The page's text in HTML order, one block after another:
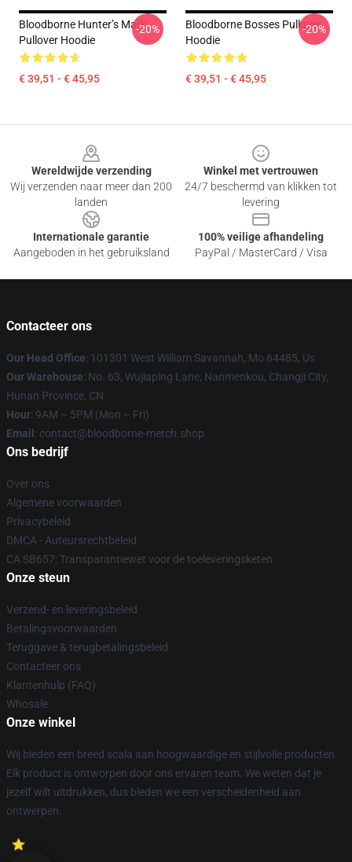
Bloodborne Hunter’s Mark
Pullover Hoodie
€ 39,51 - € 45,95
-20%
Bloodborne Bosses Pullover
Hoodie
€ 39,51 - € 45,95
-20%
Wereldwijde verzending
Wij verzenden naar meer dan 200
landen
Winkel met vertrouwen
24/7 beschermd van klikken tot
levering
Internationale garantie
Aangeboden in het gebruiksland
100% veilige afhandeling
PayPal / MasterCard / Visa
Contacteer ons
Our Head Office: 101301 West William Savannah, Mo 64485, Us
Our Warehouse: No. 63, Wujiaping Lane, Nanmenkou, Changji City,
Hunan Province, CN
Hour: 9AM – 5PM (Mon – Fri)
Email : contact@bloodborne-merch.shop
Ons bedrijf
Over ons
Algemene voorwaarden
Privacybeleid
DMCA - Auteursrechtbeleid
CA SB657: Transparantiewet voor de toeleveringsketen
Onze steun
Verzend- en leveringsbeleid
Betalingsvoorwaarden
Teruggave & terugbetalingsbeleid
Contacteer ons
Klantenhulp (FAQ)
Whosale
Onze winkel
Wij bieden een breed scala aan hoogwaardige en stijlvolle producten.
Elk product is ontworpen door ons ervaren team. We weten dat je
jezelf wilt uitdrukken, dus bieden we een verscheidenheid aan
ontwerpen.